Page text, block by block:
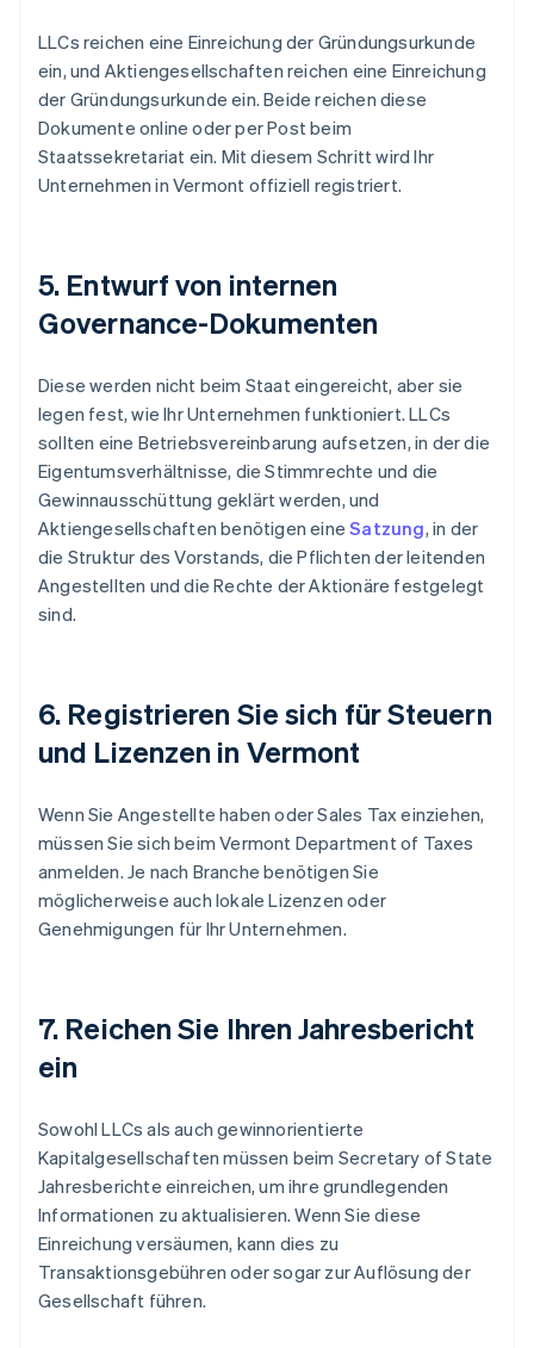
LLCs reichen eine Einreichung der Gründungsurkunde
ein, und Aktiengesellschaften reichen eine Einreichung
der Gründungsurkunde ein. Beide reichen diese
Dokumente online oder per Post beim
Staatssekretariat ein. Mit diesem Schritt wird Ihr
Unternehmen in Vermont offiziell registriert.
5. Entwurf von internen
Governance-Dokumenten
Diese werden nicht beim Staat eingereicht, aber sie
legen fest, wie Ihr Unternehmen funktioniert. LLCs
sollten eine Betriebsvereinbarung aufsetzen, in der die
Eigentumsverhältnisse, die Stimmrechte und die
Gewinnausschüttung geklärt werden, und
Aktiengesellschaften benötigen eineSatzung, in der
die Struktur des Vorstands, die Pflichten der leitenden
Angestellten und die Rechte der Aktionäre festgelegt
sind.
6. Registrieren Sie sich für Steuern
und Lizenzen in Vermont
Wenn Sie Angestellte haben oder Sales Tax einziehen,
müssen Sie sich beim Vermont Department of Taxes
anmelden. Je nach Branche benötigen Sie
möglicherweise auch lokale Lizenzen oder
Genehmigungen für Ihr Unternehmen.
7. Reichen Sie Ihren Jahresbericht
ein
Sowohl LLCs als auch gewinnorientierte
Kapitalgesellschaften müssen beim Secretary of State
Jahresberichte einreichen, um ihre grundlegenden
Informationen zu aktualisieren. Wenn Sie diese
Einreichung versäumen, kann dies zu
Transaktionsgebühren oder sogar zur Auflösung der
Gesellschaft führen.